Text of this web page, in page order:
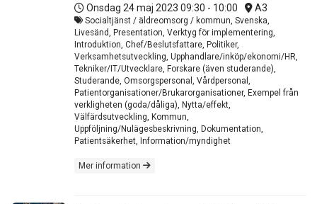
Onsdag 24 maj 2023 09:30 - 10:00 A3
Socialtjänst / äldreomsorg / kommun, Svenska,
Livesänd, Presentation, Verktyg för implementering,
Introduktion, Chef/Beslutsfattare, Politiker,
Verksamhetsutveckling, Upphandlare/inköp/ekonomi/HR,
Tekniker/IT/Utvecklare, Forskare (även studerande),
Studerande, Omsorgspersonal, Vårdpersonal,
Patientorganisationer/Brukarorganisationer, Exempel från
verkligheten (goda/dåliga), Nytta/effekt,
Välfärdsutveckling, Kommun,
Uppföljning/Nulägesbeskrivning, Dokumentation,
Patientsäkerhet, Information/myndighet
Mer information